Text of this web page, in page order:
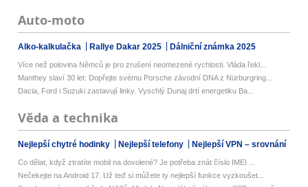
Auto-moto
Alko-kalkulačka Rallye Dakar 2025 Dálniční známka 2025
Více než polovina Němců je pro zrušení neomezené rychlosti. Vláda řekl...
Manthey slaví 30 let: Dopřejte svému Porsche závodní DNA z Nürburgring...
Dacia, Ford i Suzuki zastavují linky. Vyschlý Dunaj drtí energetiku Ba...
Věda a technika
Nejlepší chytré hodinky Nejlepší telefony Nejlepší VPN – srovnání
Co dělat, když ztratíte mobil na dovolené? Je potřeba znát číslo IMEI ...
Nečekejte na Android 17. Už teď si můžete ty nejlepší funkce vyzkoušet...